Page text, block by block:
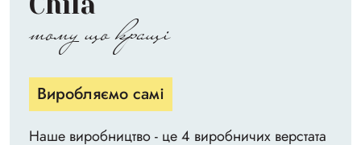
тому що кращі
Виробляємо самі
Наше виробництво - це 4 виробничих верстата